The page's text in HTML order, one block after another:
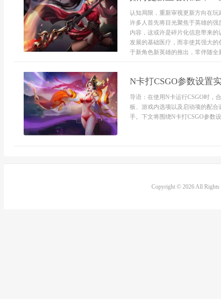
认知局限，重新审视更新方向在
许多人首先将目光聚焦于英雄的
内容，这或许是碎片化信息带来
发展的基础医疗，而非使其强大
于新角色新英雄的推出，常伴随全
N卡打CSGO参数设置
导语：在使用N卡运行CSGO时，
板、游戏内选项以及启动项的配
手。下文将围绕N卡打CSGO参数
Copyright © 2026 All